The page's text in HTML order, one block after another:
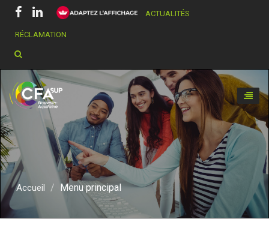
ACTUALITÉS
RÉCLAMATION
Chercher dans ce site
Toggle
Accueil Menu principal